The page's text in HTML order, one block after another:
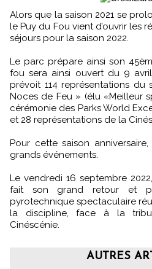
Alors que la saison 2021 se prolonge jusqu’au 7 novembre,
le Puy du Fou vient d’ouvrir les
séjours pour la saison 2022.
Le parc prépare ainsi son
fou sera ainsi ouvert du 9
prévoit 114 représentations
Noces de Feu » (élu «Meilleur
cérémonie des Parks World
et 28 représentations de la
Pour cette saison
grands événements.
Le vendredi 16 septembre 2022,
fait son grand retour et
pyrotechnique spectaculaire
la discipline, face à la
Cinéscénie.
AUTRES